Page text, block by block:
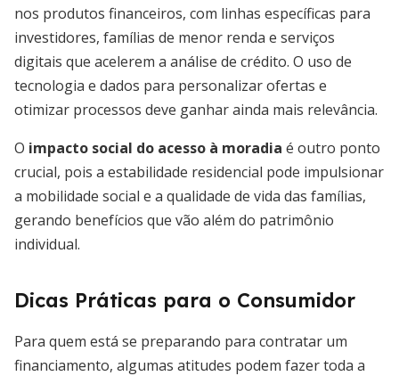
nos produtos financeiros, com linhas específicas para
investidores, famílias de menor renda e serviços
digitais que acelerem a análise de crédito. O uso de
tecnologia e dados para personalizar ofertas e
otimizar processos deve ganhar ainda mais relevância.
O impacto social do acesso à moradia é outro ponto
crucial, pois a estabilidade residencial pode impulsionar
a mobilidade social e a qualidade de vida das famílias,
gerando benefícios que vão além do patrimônio
individual.
Dicas Práticas para o Consumidor
Para quem está se preparando para contratar um
financiamento, algumas atitudes podem fazer toda a